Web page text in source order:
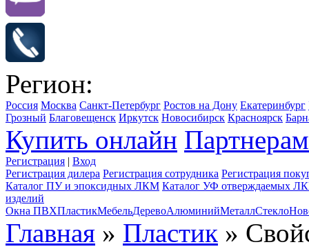
Регион:
Россия Москва Санкт-Петербург Ростов на Дону Екатеринбург
Грозный Благовещенск Иркутск Новосибирск Красноярск
Купить онлайн Партнерам
Регистрация | Вход
Регистрация дилера Регистрация сотрудника Регистрация
Каталог ПУ и эпоксидных ЛКМ Каталог УФ отверждаемых
изделий
Окна ПВХПластикМебельДеревоАлюминийМеталлСтекло
Главная » Пластик »